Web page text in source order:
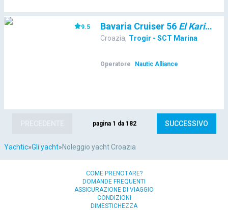
9.5 Bavaria Cruiser 56 El Karinjo
Croazia, Trogir - SCT Marina
Operatore Nautic Alliance
pagina 1 da 182 SUCCESSIVO
Yachtic»Gli yacht»Noleggio yacht Croazia
COME PRENOTARE?
DOMANDE FREQUENTI
ASSICURAZIONE DI VIAGGIO
CONDIZIONI
DIMESTICHEZZA